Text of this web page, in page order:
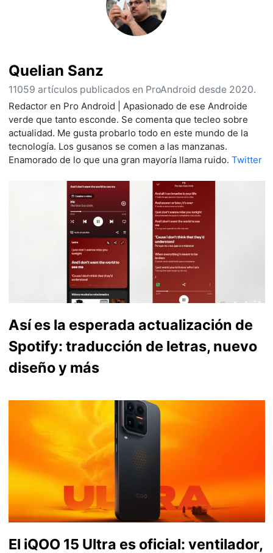
Quelian Sanz
11059 artículos publicados en ProAndroid desde 2020.
Redactor en Pro Android | Apasionado de ese Androide
verde que tanto esconde. Se comenta que tecleo sobre
actualidad. Me gusta probarlo todo en este mundo de la
tecnología. Los gusanos se comen a las manzanas.
Enamorado de lo que una gran mayoría llama ruido. Twitter
Así es la esperada actualización de
Spotify: traducción de letras, nuevo
diseño y más
El iQOO 15 Ultra es oficial: ventilador,